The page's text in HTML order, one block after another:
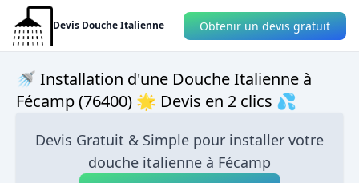
Devis Douche Italienne Obtenir un devis gratuit
🚿 Installation d'une Douche Italienne à
Fécamp (76400) 🌟 Devis en 2 clics 💦
Devis Gratuit & Simple pour installer votre
douche italienne à Fécamp